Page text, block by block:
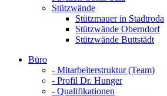
Stützwände
Stützmauer in Stadtroda
Stützwände Oberndorf
Stützwände Buttstädt
Büro
- Mitarbeiterstruktur (Team)
- Profil Dr. Hunger
- Qualifikationen